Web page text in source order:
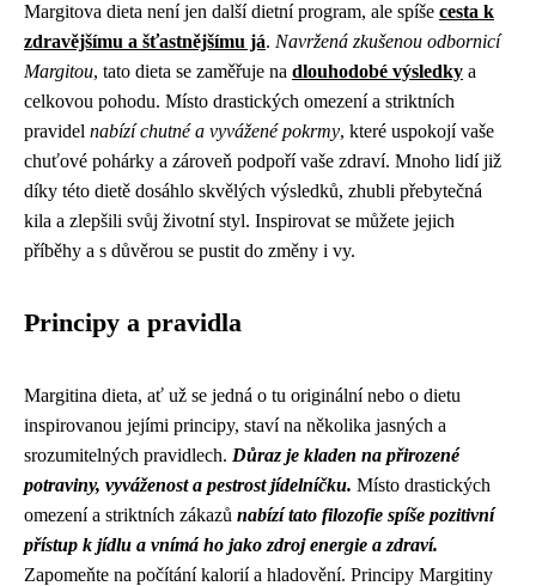
Margitova dieta není jen další dietní program, ale spíše cesta k
zdravějšímu a šťastnějšímu já. Navržená zkušenou odbornicí
Margitou, tato dieta se zaměřuje na dlouhodobé výsledky a
celkovou pohodu. Místo drastických omezení a striktních
pravidel nabízí chutné a vyvážené pokrmy, které uspokojí vaše
chuťové pohárky a zároveň podpoří vaše zdraví. Mnoho lidí již
díky této dietě dosáhlo skvělých výsledků, zhubli přebytečná
kila a zlepšili svůj životní styl. Inspirovat se můžete jejich
příběhy a s důvěrou se pustit do změny i vy.
Principy a pravidla
Margitina dieta, ať už se jedná o tu originální nebo o dietu
inspirovanou jejími principy, staví na několika jasných a
srozumitelných pravidlech. Důraz je kladen na přirozené
potraviny, vyváženost a pestrost jídelníčku. Místo drastických
omezení a striktních zákazů nabízí tato filozofie spíše pozitivní
přístup k jídlu a vnímá ho jako zdroj energie a zdraví.
Zapomeňte na počítání kalorií a hladovění. Principy Margitiny